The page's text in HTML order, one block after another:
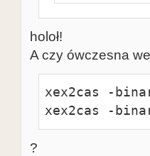
#
program.cas
holoł!
A czy ówczesna
xex2cas -
xex2cas -
?